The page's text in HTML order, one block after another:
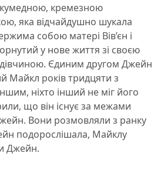
кремезною
яка відчайдушно шукала
собою матері Вів’єн і
у нове життя зі своєю
Єдиним другом Джейн
Майкл років тридцяти з
ніхто інший не міг його
що він існує за межами
Вони розмовляли з ранку
подорослішала, Майклу
Джейн.